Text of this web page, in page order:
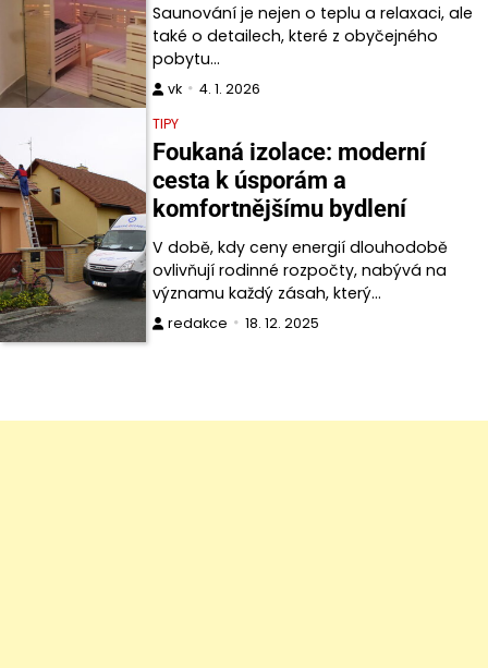
Saunování je nejen o teplu a relaxaci, ale
také o detailech, které z obyčejného
pobytu…
vk
4. 1. 2026
TIPY
Foukaná izolace: moderní
cesta k úsporám a
komfortnějšímu bydlení
V době, kdy ceny energií dlouhodobě
ovlivňují rodinné rozpočty, nabývá na
významu každý zásah, který…
redakce 18. 12. 2025